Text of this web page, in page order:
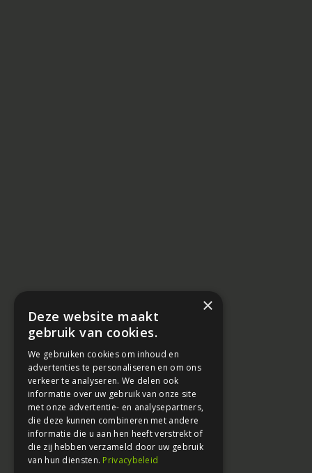
×
Deze website maakt
gebruik van cookies.
We gebruiken cookies om inhoud en
advertenties te personaliseren en om ons
verkeer te analyseren. We delen ook
informatie over uw gebruik van onze site
met onze advertentie- en analysepartners,
die deze kunnen combineren met andere
informatie die u aan hen heeft verstrekt of
die zij hebben verzameld door uw gebruik
van hun diensten. Privacybeleid